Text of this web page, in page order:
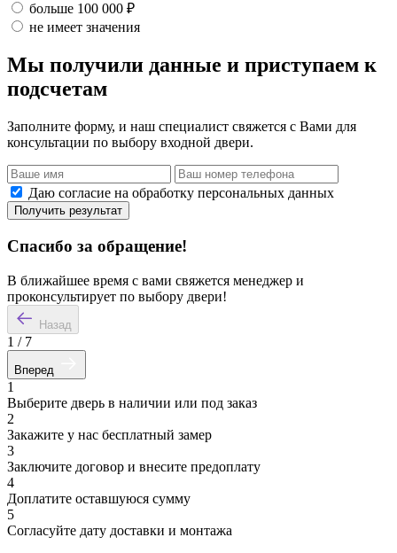
больше 100 000 ₽
не имеет значения
Мы получили данные и приступаем к
подсчетам
Заполните форму, и наш специалист свяжется с Вами для
консультации по выбору входной двери.
Даю согласие на обработку персональных данных
Получить результат
Спасибо за обращение!
В ближайшее время с вами свяжется менеджер и
проконсультирует по выбору двери!
Назад
1 / 7
Вперед
1
Выберите дверь в наличии или под заказ
2
Закажите у нас бесплатный замер
3
Заключите договор и внесите предоплату
4
Доплатите оставшуюся сумму
5
Согласуйте дату доставки и монтажа